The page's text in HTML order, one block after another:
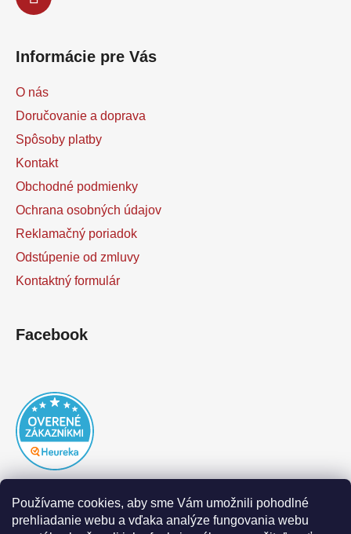
Používame cookies, aby sme Vám umožnili pohodlné
prehliadanie webu a vďaka analýze fungovania webu
Informácie pre Vás
O nás
Doručovanie a doprava
Spôsoby platby
Kontakt
Obchodné podmienky
Ochrana osobných údajov
Reklamačný poriadok
Odstúpenie od zmluvy
Kontaktný formulár
Facebook